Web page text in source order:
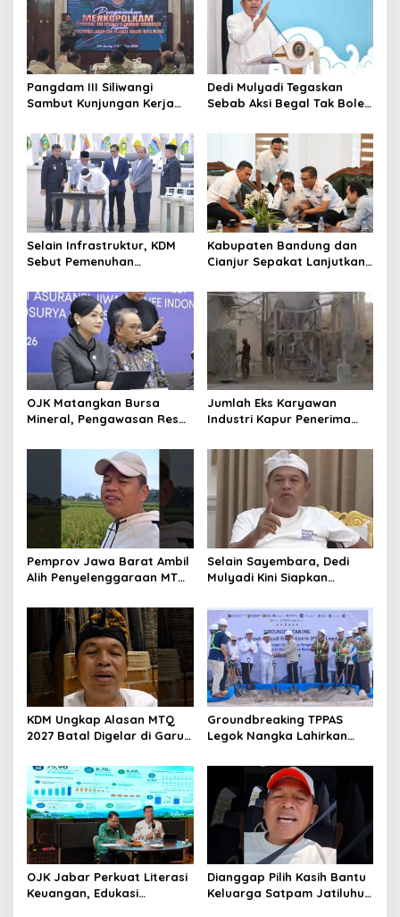
Pangdam III Siliwangi
Sambut Kunjungan Kerja
Perhatian Pemerintah
Dedi Mulyadi Tegaskan
Sebab Aksi Begal Tak Boleh
Ekonomi
Selain Infrastruktur, KDM
Sebut Pemenuhan
Masyarakat Jadi Fokus
APBD Jabar 2027
Kabupaten Bandung dan
Cianjur Sepakat Lanjutkan
Percepat Pertumbuhan
Ekonomi Daerah
OJK Matangkan Bursa
Mineral, Pengawasan Resmi
Jumlah Eks Karyawan
Industri Kapur Penerima
Bertambah, KDM: Kita
Identifikasi
Pemprov Jawa Barat Ambil
Alih Penyelenggaraan MTQ
Jadi Tuan Rumah
Selain Sayembara, Dedi
Mulyadi Kini Siapkan
Sebarkan Lokasi Penjualan
Narkotika
KDM Ungkap Alasan MTQ
2027 Batal Digelar di Garut,
Groundbreaking TPPAS
Legok Nangka Lahirkan
Penyelesaian Sampah
Bandung Raya
OJK Jabar Perkuat Literasi
Keuangan, Edukasi
Dianggap Pilih Kasih Bantu
Keluarga Satpam Jatiluhur